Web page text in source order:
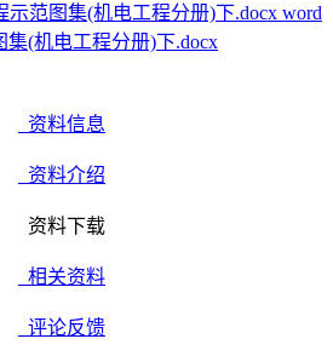
word
集(机电工程分册)下.docx
资料信息
资料介绍
资料下载
相关资料
评论反馈